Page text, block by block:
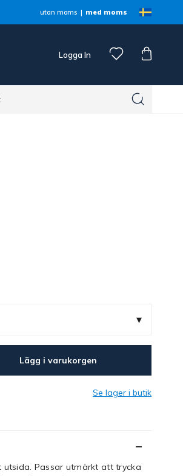
utan moms med moms
Logga In
▾
Lägg i varukorgen
Se lager i butik
utsida. Passar utmärkt att trycka